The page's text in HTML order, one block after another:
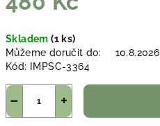
cena:
Skladem(1 ks)
Můžeme doručit do:
10.8.2026
Kód:
IMPSC-3364
+
−